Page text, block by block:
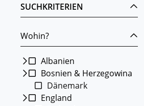
SUCHKRITERIEN
Wohin?
Albanien
Bosnien & Herzegowina
Dänemark
England